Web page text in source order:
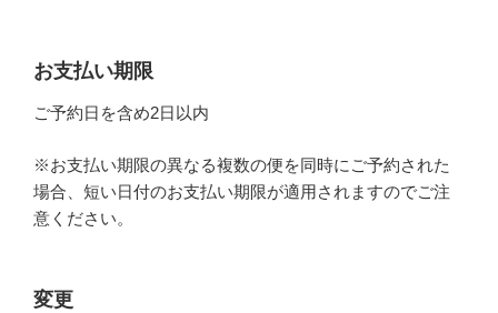
お支払い期限
ご予約日を含め2日以内
※お支払い期限の異なる複数の便を同時にご予約された
場合、短い日付のお支払い期限が適用されますのでご注
意ください。
変更